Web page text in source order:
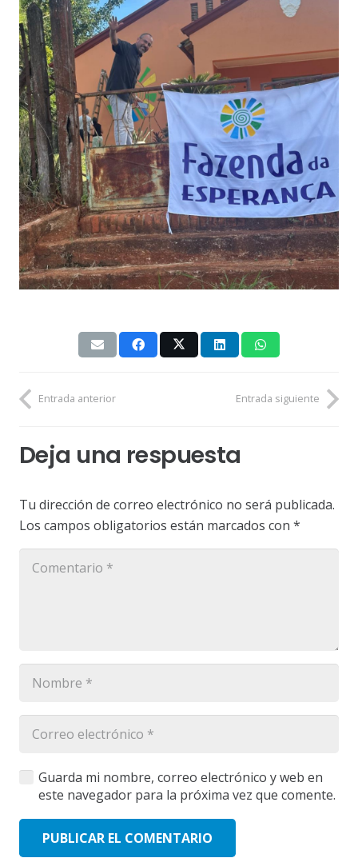
Entrada anterior Entrada siguiente
Deja una respuesta
Tu dirección de correo electrónico no será publicada.
Los campos obligatorios están marcados con *
Guarda mi nombre, correo electrónico y web en
este navegador para la próxima vez que comente.
PUBLICAR EL COMENTARIO